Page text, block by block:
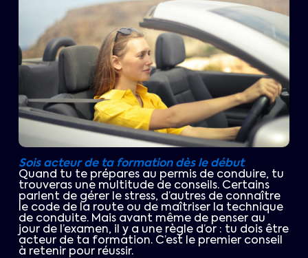
Sois acteur de ta formation dès le début
Quand tu te prépares au permis de conduire, tu
trouveras une multitude de conseils. Certains
parlent de gérer le stress, d’autres de connaître
le code de la route ou de maîtriser la technique
de conduite. Mais avant même de penser au
jour de l’examen, il y a une règle d’or : tu dois être
acteur de ta formation. C’est le premier conseil
à retenir pour réussir.